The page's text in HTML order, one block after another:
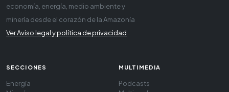
economía, energía, medio ambiente y
minería desde el corazón de la Amazonía
Ver Aviso legal y política de privacidad
SECCIONES
Energía
MULTIMEDIA
Podcasts